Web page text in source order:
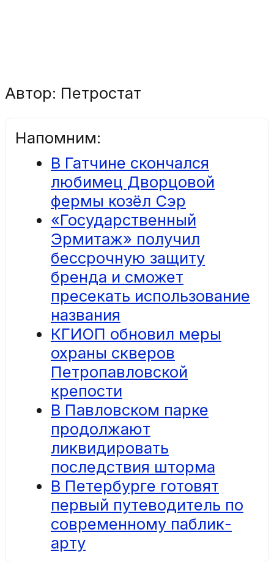
Автор: Петростат
Напомним:
В Гатчине скончался
любимец Дворцовой
фермы козёл Сэр
«Государственный
Эрмитаж» получил
бессрочную защиту
бренда и сможет
пресекать использование
названия
КГИОП обновил меры
охраны скверов
Петропавловской
крепости
В Павловском парке
продолжают
ликвидировать
последствия шторма
В Петербурге готовят
первый путеводитель по
современному паблик-
арту